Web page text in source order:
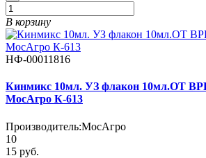
В корзину
НФ-00011816
Кинмикс 10мл. УЗ флакон 10мл.ОТ
МосАгро К-613
Производитель:МосАгро
10
15 руб.